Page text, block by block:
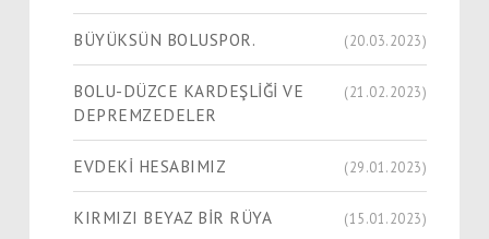
BÜYÜKSÜN BOLUSPOR. (20.03.2023)
BOLU-DÜZCE KARDEŞLİĞİ VE
DEPREMZEDELER
(21.02.2023)
EVDEKİ HESABIMIZ (29.01.2023)
KIRMIZI BEYAZ BİR RÜYA (15.01.2023)